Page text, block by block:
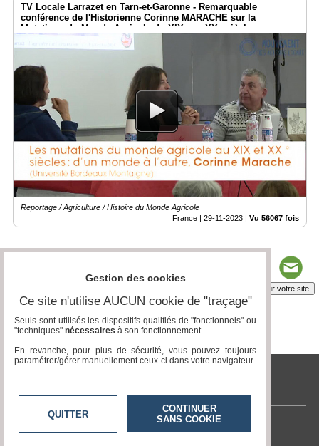
TV Locale Larrazet en Tarn-et-Garonne - Remarquable
conférence de l'Historienne Corinne MARACHE sur la
Mutations du Monde Agricole du XIXe au XXe siècle
Reportage / Agriculture / Histoire du Monde Agricole
France | 29-11-2023 | Vu 56067 fois
Insérez sur votre site
tvlocale.fr
Contactez-nous
Gestion des cookies
Ce site n'utilise AUCUN cookie de "traçage"
Seuls sont utilisés les dispositifs qualifiés de "fonctionnels" ou
"techniques" nécessaires à son fonctionnement..
En revanche, pour plus de sécurité, vous pouvez toujours
paramétrer/gérer manuellement ceux-ci dans votre navigateur.
QUITTER
CONTINUER
SANS COOKIE